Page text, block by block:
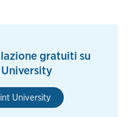
gratuiti su
University